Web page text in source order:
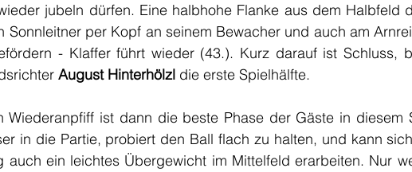
jubeln dürfen. Eine halbhohe Flanke aus dem Halbfeld
Sonnleitner per Kopf an seinem Bewacher und auch am
- Klaffer führt wieder (43.). Kurz darauf ist Schluss,
August Hinterhölzl die erste Spielhälfte.
Wiederanpfiff ist dann die beste Phase der Gäste in diesem
in die Partie, probiert den Ball flach zu halten, und kann
auch ein leichtes Übergewicht im Mittelfeld erarbeiten. Nur